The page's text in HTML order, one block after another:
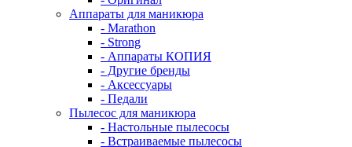
Аппараты для маникюра
- Marathon
- Strong
- Аппараты КОПИЯ
- Другие бренды
- Аксессуары
- Педали
Пылесос для маникюра
- Настольные пылесосы
- Встраиваемые пылесосы